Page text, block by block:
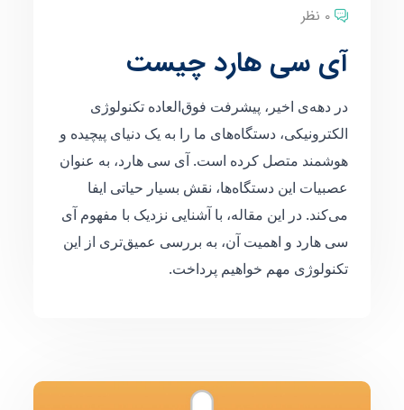
0 نظر
آی سی هارد چیست
در دهه‌ی اخیر، پیشرفت فوق‌العاده تکنولوژی
الکترونیکی، دستگاه‌های ما را به یک دنیای پیچیده و
هوشمند متصل کرده است. آی سی هارد، به عنوان
عصبیات این دستگاه‌ها، نقش بسیار حیاتی ایفا
می‌کند. در این مقاله، با آشنایی نزدیک با مفهوم آی
سی هارد و اهمیت آن، به بررسی عمیق‌تری از این
تکنولوژی مهم خواهیم پرداخت.